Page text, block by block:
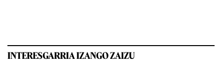
INTERESGARRIA IZANGO ZAIZU